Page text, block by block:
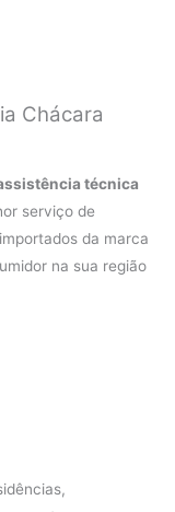
Chácara
técnica
serviço de
da marca
na sua região